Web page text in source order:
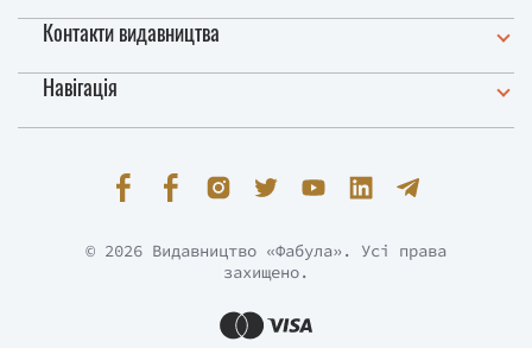
Контакти видавництва
Навігація
© 2026 Видавництво «Фабула». Усі права
захищено.